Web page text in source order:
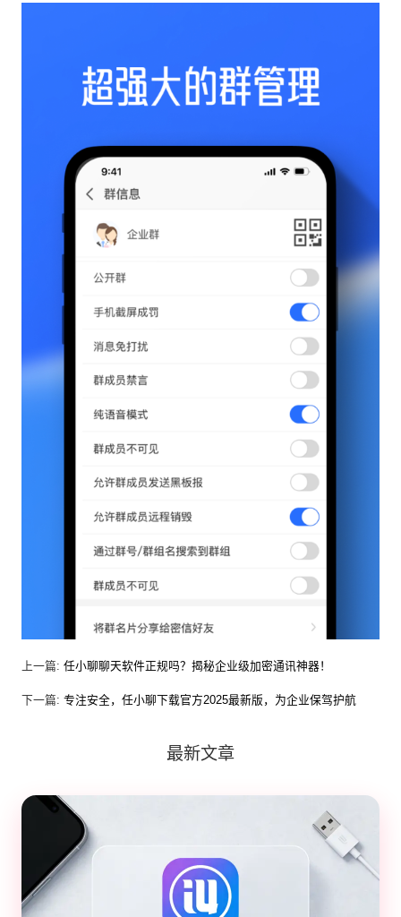
上一篇: 任小聊聊天软件正规吗？揭秘企业级加密通讯神器！
下一篇: 专注安全，任小聊下载官方2025最新版，为企业保驾护航
最新文章